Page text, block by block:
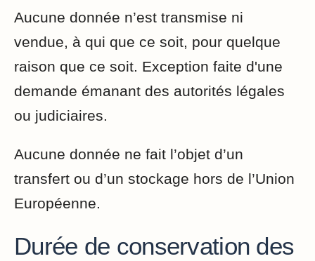
Aucune donnée n’est transmise ni
vendue, à qui que ce soit, pour quelque
raison que ce soit. Exception faite d'une
demande émanant des autorités légales
ou judiciaires.
Aucune donnée ne fait l’objet d’un
transfert ou d’un stockage hors de l’Union
Européenne.
Durée de conservation des